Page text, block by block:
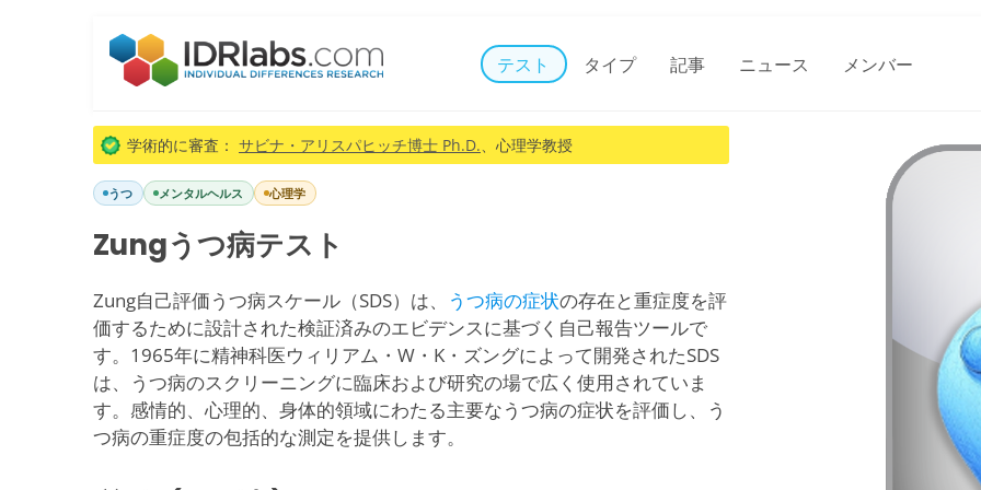
テスト タイプ 記事 ニュース メンバー
学術的に審査： サビナ・アリスパヒッチ博士 Ph.D.、心理学教授
うつ メンタルヘルス 心理学
Zungうつ病テスト
Zung自己評価うつ病スケール（SDS）は、 うつ病の症状の存在と重症度を評
価するために設計された検証済みのエビデンスに基づく自己報告ツールで
す。1965年に精神科医ウィリアム・W・K・ズングによって開発されたSDS
は、うつ病のスクリーニングに臨床および研究の場で広く使用されていま
す。感情的、心理的、身体的領域にわたる主要なうつ病の症状を評価し、う
つ病の重症度の包括的な測定を提供します。